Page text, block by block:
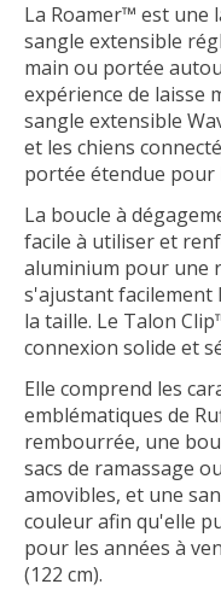
La Roamer™ est une
sangle extensible
main ou portée
expérience de laisse
sangle extensible
et les chiens
portée étendue
La boucle à
facile à utiliser et
aluminium pour une
s'ajustant
la taille. Le Talon
connexion solide et
Elle comprend les
emblématiques de
rembourrée, une
sacs de ramassage
amovibles, et une
couleur afin qu'elle
pour les années à
(122 cm).